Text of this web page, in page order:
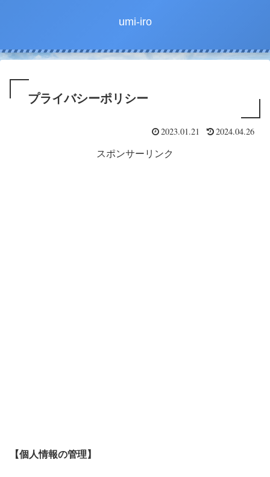
umi-iro
プライバシーポリシー
2023.01.21 2024.04.26
スポンサーリンク
【個人情報の管理】